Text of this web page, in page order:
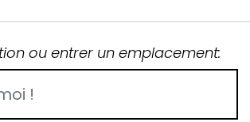
ou entrer un emplacement: